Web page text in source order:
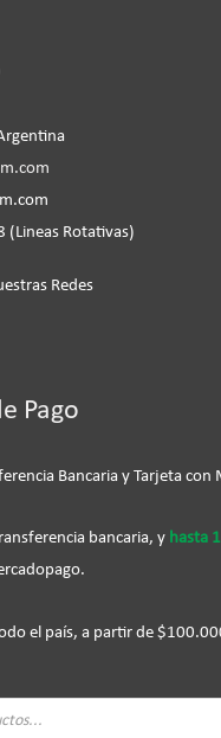
(Lineas Rotativas)
Redes
Pago
Bancaria y Tarjeta con
bancaria, y hasta
el país, a partir de